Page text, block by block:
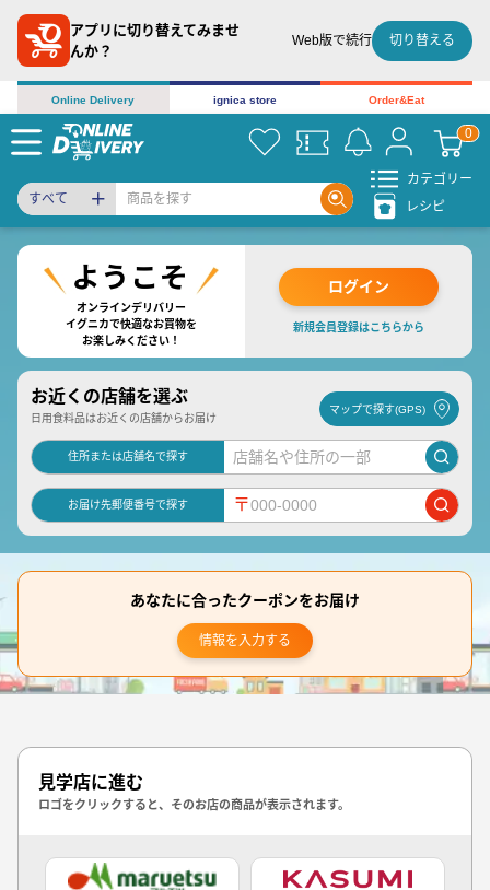
アプリに切り替えてみませ
んか？
Web版で続行 切り替える
Online Delivery ignica store Order&Eat
すべて
カテゴリー
レシピ
オンラインデリバリー
イグニカで快適なお買物を
お楽しみください！
ログイン
新規会員登録はこちらから
お近くの店舗を選ぶ
日用食料品はお近くの店舗からお届け
マップで探す(GPS)
住所または店舗名で探す
お届け先郵便番号で探す 〒
あなたに合ったクーポンをお届け
情報を入力する
見学店に進む
ロゴをクリックすると、そのお店の商品が表示されます。